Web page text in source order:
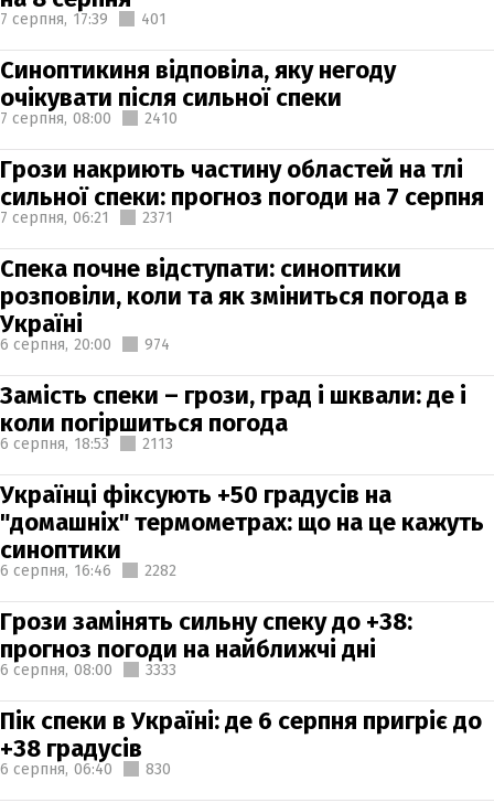
7 серпня, 17:39 401
Синоптикиня відповіла, яку негоду
очікувати після сильної спеки
7 серпня, 08:00 2410
Грози накриють частину областей на тлі
сильної спеки: прогноз погоди на 7 серпня
7 серпня, 06:21 2371
Спека почне відступати: синоптики
розповіли, коли та як зміниться погода в
Україні
6 серпня, 20:00 974
Замість спеки – грози, град і шквали: де і
коли погіршиться погода
6 серпня, 18:53 2113
Українці фіксують +50 градусів на
"домашніх" термометрах: що на це кажуть
синоптики
6 серпня, 16:46 2282
Грози замінять сильну спеку до +38:
прогноз погоди на найближчі дні
6 серпня, 08:00 3333
Пік спеки в Україні: де 6 серпня пригріє до
+38 градусів
6 серпня, 06:40 830